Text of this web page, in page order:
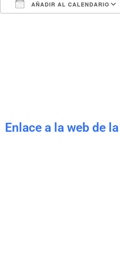
AÑADIR AL CALENDARIO
Enlace a la web de